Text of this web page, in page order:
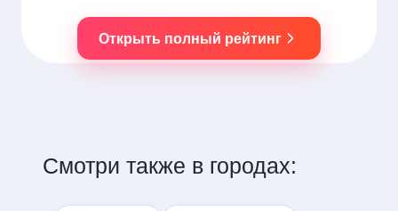
Открыть полный рейтинг
Смотри также в городах: